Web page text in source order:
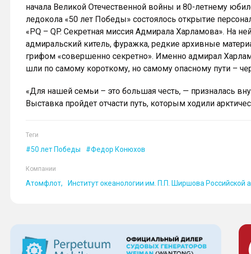
начала Великой Отечественной войны и 80-летнему
ледокола «50 лет Победы» состоялось открытие
«PQ – QP. Секретная миссия Адмирала Харламова». На
адмиральский китель, фуражка, редкие архивные
грифом «совершенно секретно». Именно адмирал
шли по самому короткому, но самому опасному пути –
«Для нашей семьи – это большая честь, — призналась
Выставка пройдет отчасти путь, которым ходили
Теги
50 лет Победы Федор Конюхов
Компании
Атомфлот Институт океанологии им. П.П. Ширшова Российской